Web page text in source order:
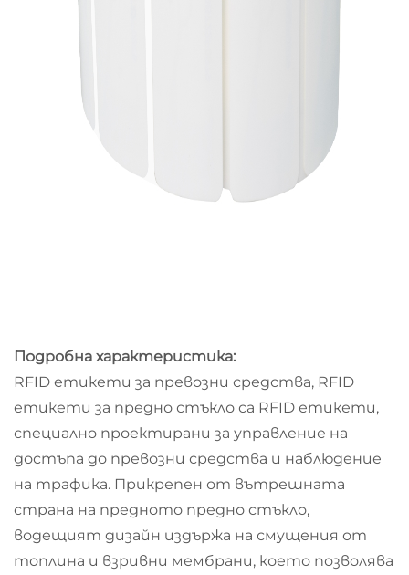
Подробна характеристика:
RFID етикети за превозни средства, RFID
етикети за предно стъкло са RFID етикети,
специално проектирани за управление на
достъпа до превозни средства и наблюдение
на трафика. Прикрепен от вътрешната
страна на предното предно стъкло,
водещият дизайн издържа на смущения от
топлина и взривни мембрани, което позволява